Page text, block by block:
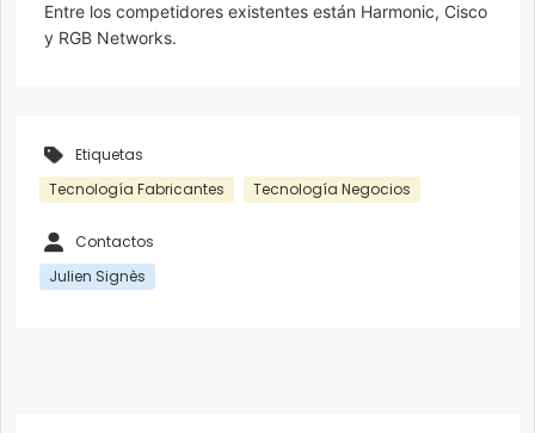
Entre los competidores existentes están Harmonic, Cisco
y RGB Networks.
Etiquetas
Tecnología Fabricantes
Tecnología Negocios
Contactos
Julien Signès